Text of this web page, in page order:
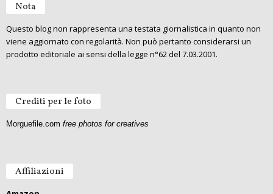
Nota
Questo blog non rappresenta una testata giornalistica in quanto non
viene aggiornato con regolarità. Non può pertanto considerarsi un
prodotto editoriale ai sensi della legge n°62 del 7.03.2001.
Crediti per le foto
Morguefile.com free photos for creatives
Affiliazioni